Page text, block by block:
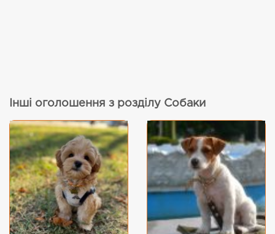
Інші оголошення з розділу Собаки